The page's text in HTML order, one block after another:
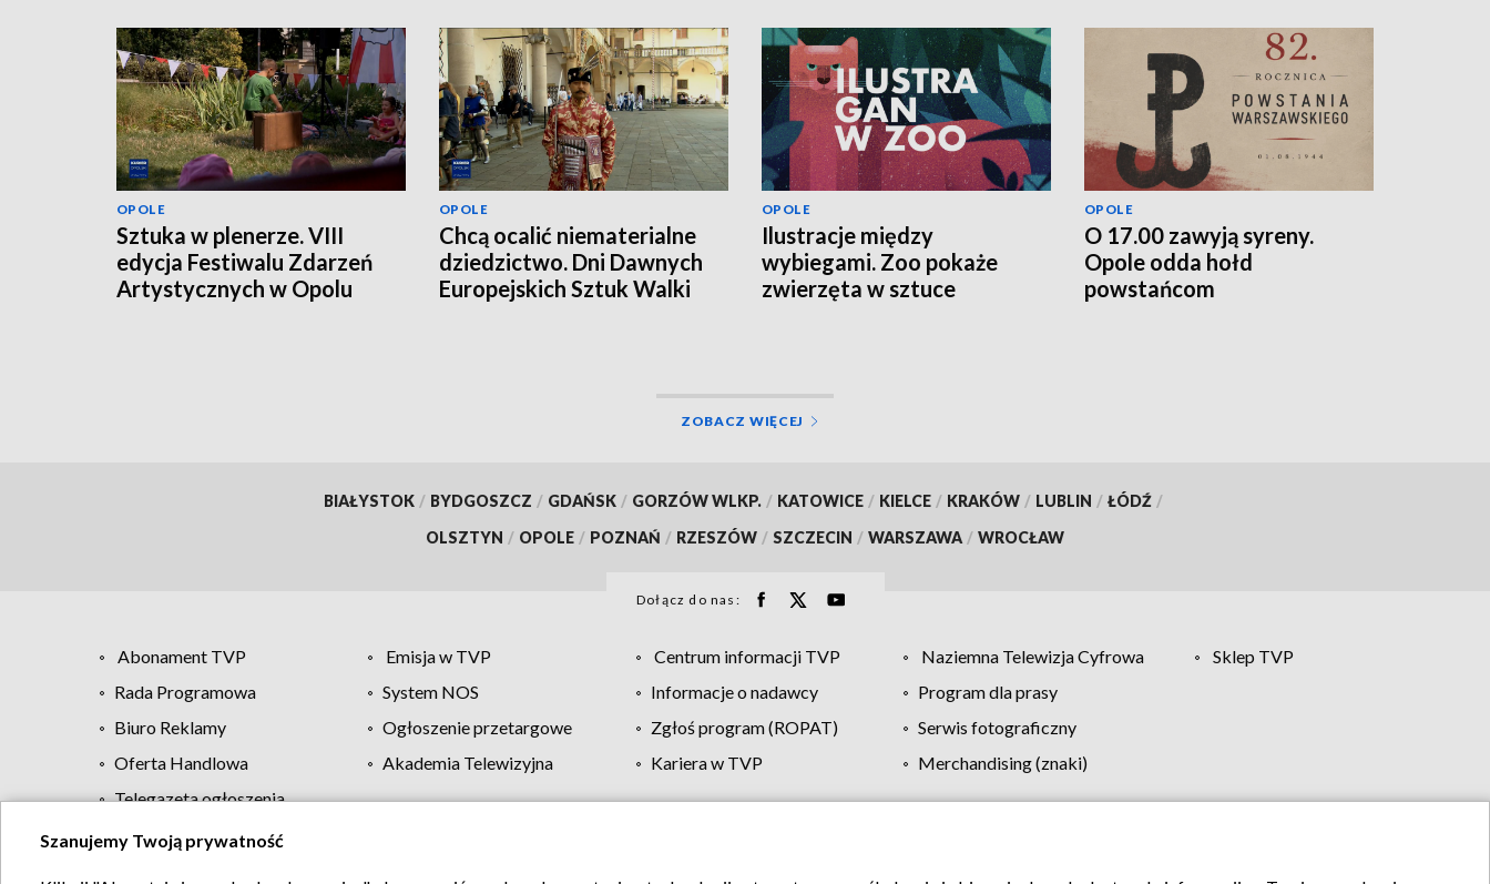
OPOLE
Sztuka w plenerze. VIII
edycja Festiwalu Zdarzeń
Artystycznych w Opolu
OPOLE
Chcą ocalić niematerialne
dziedzictwo. Dni Dawnych
Europejskich Sztuk Walki
OPOLE
Ilustracje między
wybiegami. Zoo pokaże
zwierzęta w sztuce
OPOLE
O 17.00 zawyją syreny.
Opole odda hołd
powstańcom
ZOBACZ WIĘCEJ
BIAŁYSTOK / BYDGOSZCZ / GDAŃSK / GORZÓW WLKP. / KATOWICE / KIELCE / KRAKÓW / LUBLIN / ŁÓDŹ /
OLSZTYN / OPOLE / POZNAŃ / RZESZÓW / SZCZECIN / WARSZAWA / WROCŁAW
Dołącz do nas:
Abonament TVP Emisja w TVP Centrum informacji TVP Naziemna Telewizja Cyfrowa
Sklep TVP
Rada Programowa
System NOS Informacje o nadawcy
Program dla prasy
Biuro Reklamy
Ogłoszenie przetargowe Zgłoś program (ROPAT)
Serwis fotograficzny
Oferta Handlowa
Akademia Telewizyjna Kariera w TVP
Merchandising (znaki)
Telegazeta ogłoszenia
Regulamin TVP Polityka prywatności Moje zgody Pomoc Biuro reklamy Kontakt
Szanujemy Twoją prywatność